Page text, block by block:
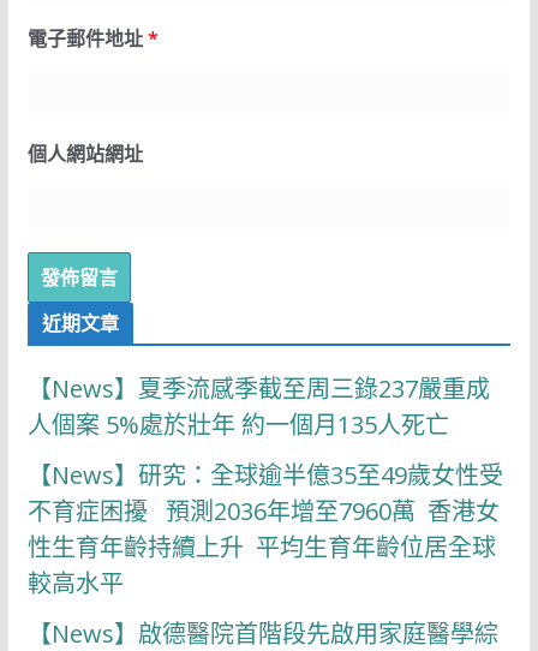
電子郵件地址*
個人網站網址
近期文章
【News】夏季流感季截至周三錄237嚴重成
人個案 5%處於壯年 約一個月135人死亡
【News】研究：全球逾半億35至49歲女性受
不育症困擾 預測2036年增至7960萬 香港女
性生育年齡持續上升 平均生育年齡位居全球
較高水平
【News】啟德醫院首階段先啟用家庭醫學綜